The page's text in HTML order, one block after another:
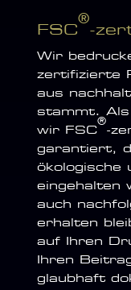
FSC
®
-
Wir
zertifizierte
aus
stammt. Als
wir FSC
®
-
garantiert,
ökologische
eingehalten
auch
erhalten
auf Ihren
Ihren
glaubhaft